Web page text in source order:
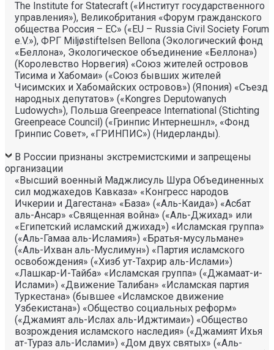
The Institute for Statecraft («Институт государственного
управления»), Великобритания «Форум гражданского
общества Россия – ЕС» («EU – Russia Civil Society Forum
e.V.»), ФРГ Miljøstiftelsen Bellona (Экологический фонд
«Беллона», Экологическое объединение «Беллона»)
(Королевство Норвегия) «Союз жителей островов
Тисима и Хабомаи» («Союз бывших жителей
Чисимских и Хабомайских островов») (Япония) «Съезд
народных депутатов» («Kongres Deputowanych
Ludowych»), Польша Greenpeace International (Stichting
Greenpeace Council) («Гринпис Интернешнл», «Фонд
Гринпис Совет», «ГРИНПИС») (Нидерланды).
В России признаны экстремистскими и запрещены
организации
«Высший военный Маджлисуль Шура Объединенных
сил моджахедов Кавказа» «Конгресс народов
Ичкерии и Дагестана» «База» («Аль-Каида») «Асбат
аль-Ансар» «Священная война» («Аль-Джихад» или
«Египетский исламский джихад») «Исламская группа»
(«Аль-Гамаа аль-Исламия») «Братья-мусульмане»
(«Аль-Ихван аль-Муслимун») «Партия исламского
освобождения» («Хизб ут-Тахрир аль-Ислами»)
«Лашкар-И-Тайба» «Исламская группа» («Джамаат-и-
Ислами») «Движение Талибан» «Исламская партия
Туркестана» (бывшее «Исламское движение
Узбекистана») «Общество социальных реформ»
(«Джамият аль-Ислах аль-Иджтимаи») «Общество
возрождения исламского наследия» («Джамият Ихья
ат-Тураз аль-Ислами») «Дом двух святых» («Аль-